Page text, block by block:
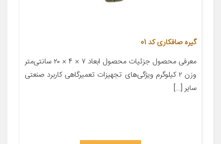
گیره صافکاری کد 01
معرفی محصول جزئیات محصول ابعاد ۷ × ۴ × ۲۰ سانتی‌متر
وزن ۲ کیلوگرم ویژگی‌های تجهیزات تعمیرگاهی کاربرد صنعتی
سایر […]